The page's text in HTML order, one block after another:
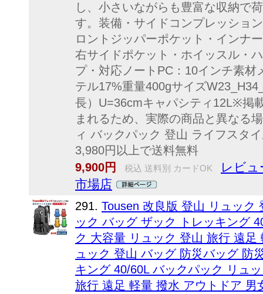
し、小さいながらも豊富な収納で
す。装備・サイドコンプレッショ
ロントジッパーポケット・インナ
右サイドポケット・ホイッスル・
プ・対応ノートPC：10インチ素
テル17%重量400gサイズ
長）U=36cmキャパシティ12L※掲
まれるため、実際の商品と異なる
ィ バックパック 登山 ライフスタ
3,980円以上で送料無料
9,900円
税込 送料別 カードOK
レビュ
市場店
291. Tousen 改良版 登山 リュック
ック バッグ ザック トレッキング
ク 大容量 リュック 登山 旅行 遠
ュック 登山 バッグ 防災バッグ 防
キング 40/60L バックパック リュ
旅行 遠足 軽量 撥水 アウトドア